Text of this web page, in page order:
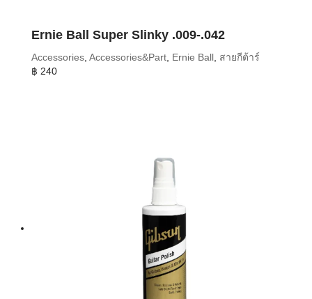
Ernie Ball Super Slinky .009-.042
Accessories, Accessories&Part, Ernie Ball, สายกีต้าร์
฿ 240